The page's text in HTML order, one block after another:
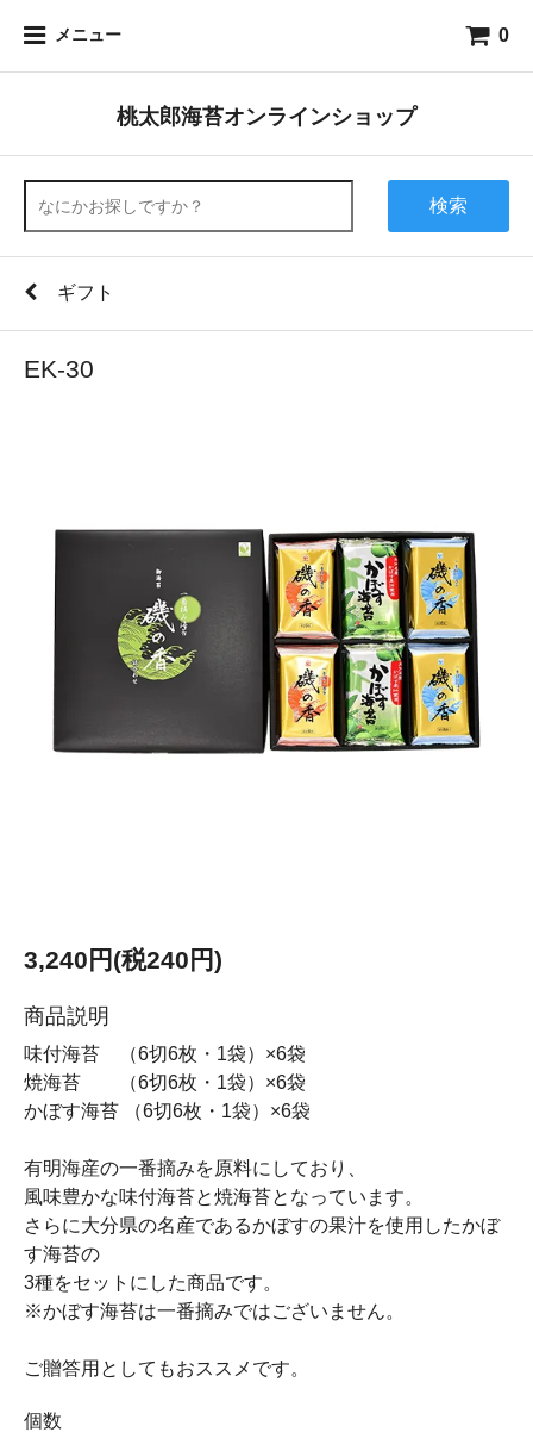
メニュー 0
桃太郎海苔オンラインショップ
検索
ギフト
EK-30
3,240円(税240円)
商品説明
味付海苔 （6切6枚・1袋）×6袋
焼海苔 （6切6枚・1袋）×6袋
かぼす海苔 （6切6枚・1袋）×6袋
有明海産の一番摘みを原料にしており、
風味豊かな味付海苔と焼海苔となっています。
さらに大分県の名産であるかぼすの果汁を使用したかぼ
す海苔の
3種をセットにした商品です。
※かぼす海苔は一番摘みではございません。
ご贈答用としてもおススメです。
個数